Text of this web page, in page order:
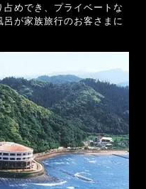
めでき、プライベートな
が家族旅行のお客さまに